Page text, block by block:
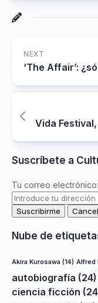
NEXT
‘The Affair’:
Vida
Suscríbete a
Tu correo electrónico:
Nube de
Akira Kurosawa (14) Alfred
autobiografía (24)
ciencia ficción